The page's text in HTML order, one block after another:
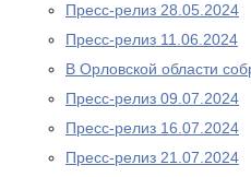
Пресс-релиз 28.05.2024
Пресс-релиз 11.06.2024
В Орловской области
Пресс-релиз 09.07.2024
Пресс-релиз 16.07.2024
Пресс-релиз 21.07.2024